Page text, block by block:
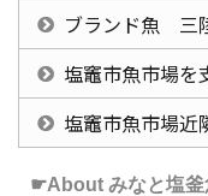
ブランド魚 三
塩竈市魚市場を
塩竈市魚市場近
☛About みなと塩釜